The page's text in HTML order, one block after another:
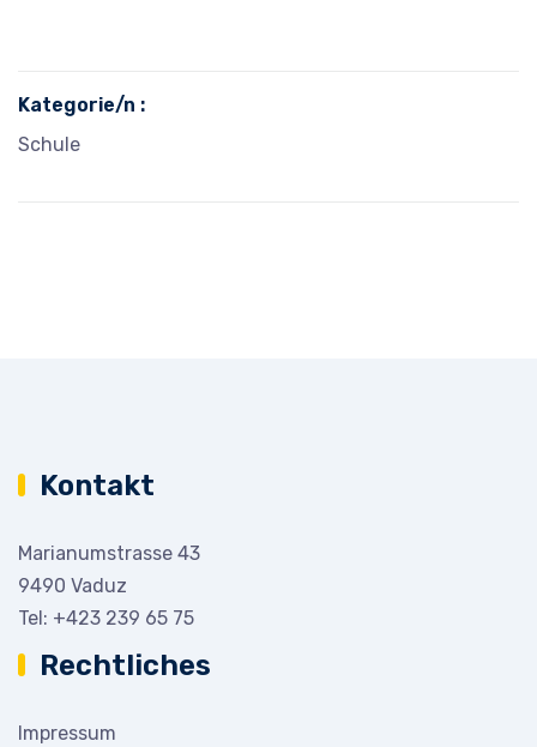
Kategorie/n :
Schule
Kontakt
Marianumstrasse 43
9490 Vaduz
Tel: +423 239 65 75
Rechtliches
Impressum